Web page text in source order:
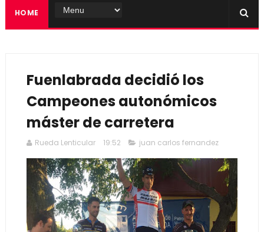
HOME
Fuenlabrada decidió los
Campeones autonómicos
máster de carretera
Rueda Lenticular 19:52 juan carlos fernandez